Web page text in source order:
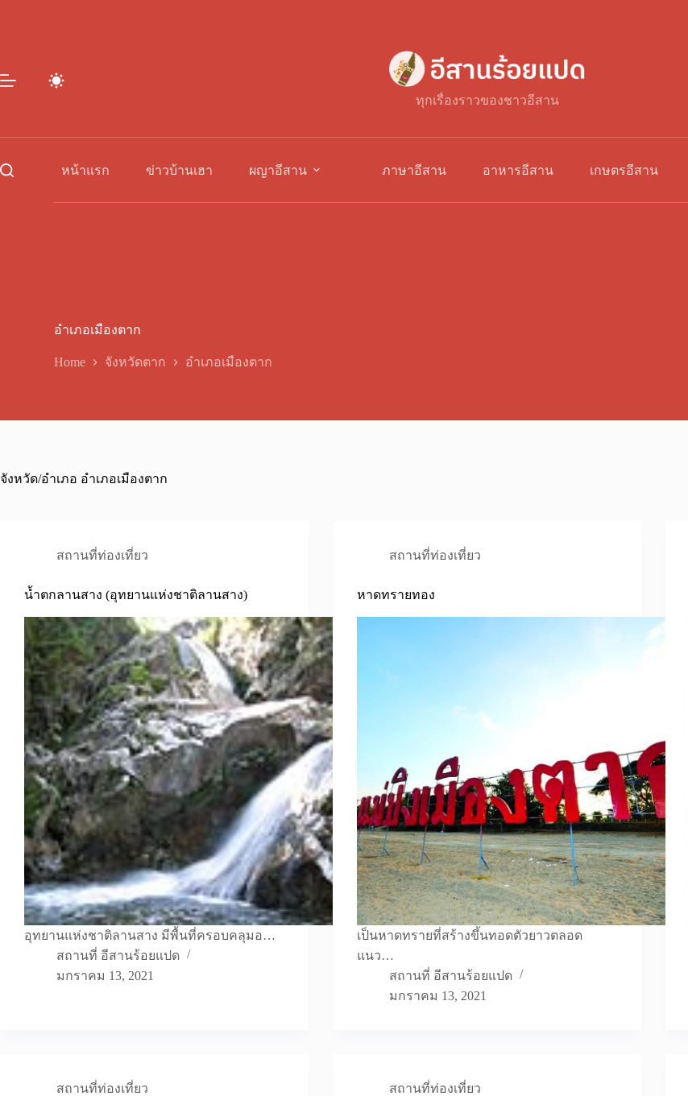
ทุกเรื่องราวของชาวอีสาน
หน้าแรก ข่าวบ้านเฮา ผญาอีสาน ภาษาอีสาน อาหารอีสาน เกษตรอีสาน
อำเภอเมืองตาก
Home จังหวัดตาก อำเภอเมืองตาก
จังหวัด/อำเภอ อำเภอเมืองตาก
สถานที่ท่องเที่ยว
น้ำตกลานสาง (อุทยานแห่งชาติลานสาง)
อุทยานแห่งชาติลานสาง มีพื้นที่ครอบคลุมอ…
สถานที่ อีสานร้อยแปด
มกราคม 13, 2021
สถานที่ท่องเที่ยว
หาดทรายทอง
เป็นหาดทรายที่สร้างขึ้นทอดตัวยาวตลอด
แนว…
สถานที่ อีสานร้อยแปด
มกราคม 13, 2021
สถานที่ท่องเที่ยว สถานที่ท่องเที่ยว